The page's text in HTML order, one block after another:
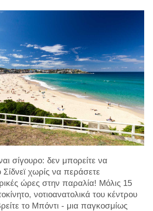
σίγουρο: δεν μπορείτε να
Σίδνεϊ χωρίς να περάσετε
ώρες στην παραλία! Μόλις 15
νοτιοανατολικά του κέντρου
το Μπόντι - μια παγκοσμίως